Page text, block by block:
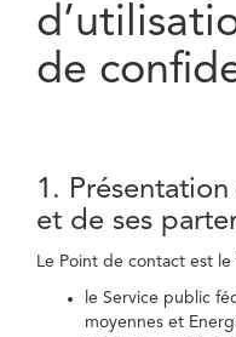
de
1.
et de ses
Le Point de contact est
le Service public
moyennes et